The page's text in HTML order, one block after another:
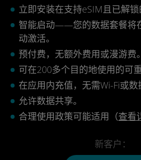
立即安装在支持eSIM且已解锁
智能启动——您的数据套餐将
动激活。
预付费，无额外费用或漫游费。
可在200多个目的地使用的可
在应用内充值，无需Wi-Fi或数
允许数据共享。
合理使用政策可能适用（查看
新客户：